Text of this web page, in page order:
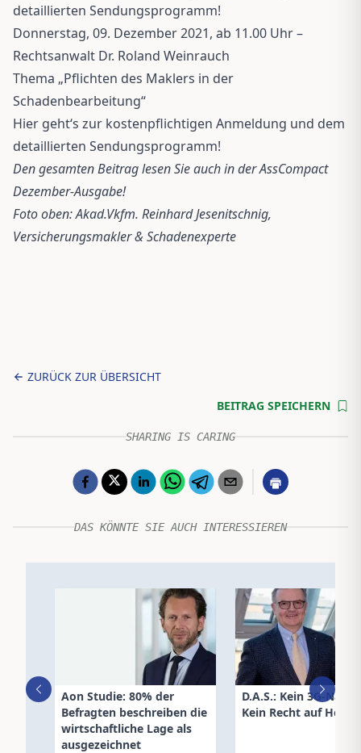
detaillierten Sendungsprogramm!
Donnerstag, 09. Dezember 2021, ab 11.00 Uhr –
Rechtsanwalt Dr. Roland Weinrauch
Thema „Pflichten des Maklers in der
Schadenbearbeitung“
Hier geht‘s zur kostenpflichtigen Anmeldung und dem
detaillierten Sendungsprogramm!
Den gesamten Beitrag lesen Sie auch in der AssCompact
Dezember-Ausgabe!
Foto oben: Akad.Vkfm. Reinhard Jesenitschnig,
Versicherungsmakler & Schadenexperte
ZURÜCK ZUR ÜBERSICHT
BEITRAG SPEICHERN
SHARING IS CARING
DAS KÖNNTE SIE AUCH INTERESSIEREN
Aon Studie: 80% der
Befragten beschreiben die
wirtschaftliche Lage als
ausgezeichnet
D.A.S.: Kein 3G-
Kein Recht auf